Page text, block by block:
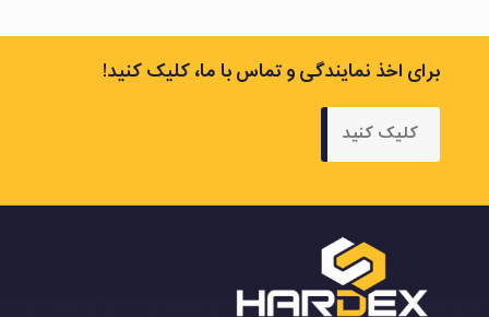
کلیک کنید
برای اخذ نمایندگی و تماس با ما، کلیک کنید!